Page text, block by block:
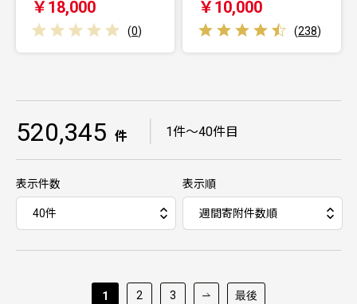
￥18,000
(0)
￥10,000
(238)
520,345 件 1件～40件目
表示件数 表示順
1 2 3 最後